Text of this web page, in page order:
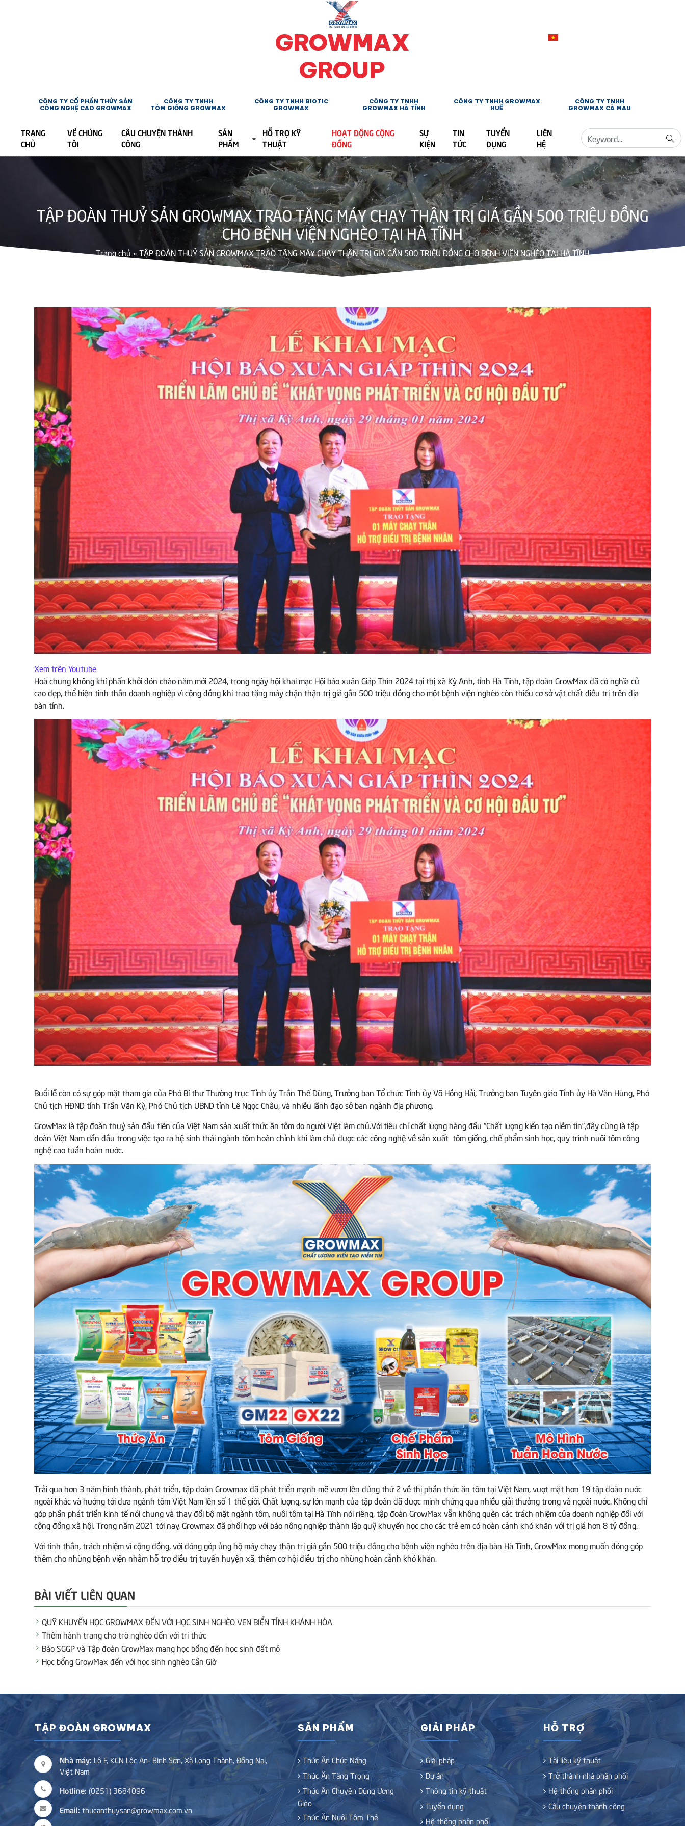
GROWMAX
GROUP
CÔNG TY CỔ PHẦN THỦY SẢN
CÔNG NGHỆ CAO GROWMAX
CÔNG TY TNHH
TÔM GIỐNG GROWMAX
CÔNG TY TNHH BIOTIC
GROWMAX
CÔNG TY TNHH
GROWMAX HÀ TĨNH
CÔNG TY TNHH GROWMAX
HUẾ
CÔNG TY TNHH
GROWMAX CÀ MAU
TRANG
CHỦ
VỀ CHÚNG
TÔI
CÂU CHUYỆN THÀNH
CÔNG
SẢN
PHẨM
HỖ TRỢ KỸ
THUẬT
HOẠT ĐỘNG CỘNG
ĐỒNG
SỰ
KIỆN
TIN
TỨC
TUYỂN
DỤNG
LIÊN
HỆ
TẬP ĐOÀN THUỶ SẢN GROWMAX TRAO TẶNG MÁY CHẠY THẬN TRỊ GIÁ GẦN 500 TRIỆU ĐỒNG
CHO BỆNH VIỆN NGHÈO TẠI HÀ TĨNH
Trang chủ » TẬP ĐOÀN THUỶ SẢN GROWMAX TRAO TẶNG MÁY CHẠY THẬN TRỊ GIÁ GẦN 500 TRIỆU ĐỒNG CHO BỆNH VIỆN NGHÈO TẠI HÀ TĨNH
Xem trên Youtube
Hoà chung không khí phấn khởi đón chào năm mới 2024, trong ngày hội khai mạc Hội báo xuân Giáp Thìn 2024 tại thị xã Kỳ Anh, tỉnh Hà Tĩnh, tập đoàn GrowMax đã có nghĩa cử
cao đẹp, thể hiện tinh thần doanh nghiệp vì cộng đồng khi trao tặng máy chận thận trị giá gần 500 triệu đồng cho một bệnh viện nghèo còn thiếu cơ sở vật chất điều trị trên địa
bàn tỉnh.
Buổi lễ còn có sự góp mặt tham gia của Phó Bí thư Thường trực Tỉnh ủy Trần Thế Dũng, Trưởng ban Tổ chức Tỉnh ủy Võ Hồng Hải, Trưởng ban Tuyên giáo Tỉnh ủy Hà Văn Hùng, Phó
Chủ tịch HĐND tỉnh Trần Văn Kỳ, Phó Chủ tịch UBND tỉnh Lê Ngọc Châu, và nhiều lãnh đạo sở ban ngành địa phương.
GrowMax là tập đoàn thuỷ sản đầu tiên của Việt Nam sản xuất thức ăn tôm do người Việt làm chủ.Với tiêu chí chất lượng hàng đầu “Chất lượng kiến tạo niềm tin”,đây cũng là tập
đoàn Việt Nam dẫn đầu trong việc tạo ra hệ sinh thái ngành tôm hoàn chỉnh khi làm chủ được các công nghệ về sản xuất tôm giống, chế phẩm sinh học, quy trình nuôi tôm công
nghệ cao tuần hoàn nước.
Trải qua hơn 3 năm hình thành, phát triển, tập đoàn Growmax đã phát triển mạnh mẽ vươn lên đứng thứ 2 về thị phần thức ăn tôm tại Việt Nam, vượt mặt hơn 19 tập đoàn nước
ngoài khác và hướng tới đưa ngành tôm Việt Nam lên số 1 thế giới. Chất lượng, sự lớn mạnh của tập đoàn đã được minh chứng qua nhiều giải thưởng trong và ngoài nước. Không chỉ
góp phần phát triển kinh tế nói chung và thay đổi bộ mặt ngành tôm, nuôi tôm tại Hà Tĩnh nói riêng, tập đoàn GrowMax vẫn không quên các trách nhiệm của doanh nghiệp đối với
cộng đồng xã hội. Trong năm 2021 tới nay, Growmax đã phối hợp với báo nông nghiệp thành lập quỹ khuyến học cho các trẻ em có hoàn cảnh khó khăn với trị giá hơn 8 tỷ đồng.
Với tinh thần, trách nhiệm vì cộng đồng, với đóng góp ủng hộ máy chạy thận trị giá gần 500 triệu đồng cho bệnh viện nghèo trên địa bàn Hà Tĩnh, GrowMax mong muốn đóng góp
thêm cho những bệnh viện nhằm hỗ trợ điều trị tuyến huyện xã, thêm cơ hội điều trị cho những hoàn cảnh khó khăn.
BÀI VIẾT LIÊN QUAN
QUỸ KHUYẾN HỌC GROWMAX ĐẾN VỚI HỌC SINH NGHÈO VEN BIỂN TỈNH KHÁNH HÒA
Thêm hành trang cho trò nghèo đến với tri thức
Báo SGGP và Tập đoàn GrowMax mang học bổng đến học sinh đất mỏ
Học bổng GrowMax đến với học sinh nghèo Cần Giờ
TẬP ĐOÀN GROWMAX
Nhà máy: Lô F, KCN Lộc An- Bình Sơn, Xã Long Thành, Đồng Nai,
Việt Nam
Hotline: (0251) 3684096
Email: thucanthuysan@growmax.com.vn
SẢN PHẨM
Thức Ăn Chức Năng
Thức Ăn Tăng Trọng
Thức Ăn Chuyên Dùng Ương
Gièo
Thức Ăn Nuôi Tôm Thẻ
GIẢI PHÁP
Giải pháp
Dự án
Thông tin kỹ thuật
Tuyển dụng
Hệ thống phân phối
HỖ TRỢ
Tài liệu kỹ thuật
Trở thành nhà phân phối
Hệ thống phân phối
Câu chuyện thành công